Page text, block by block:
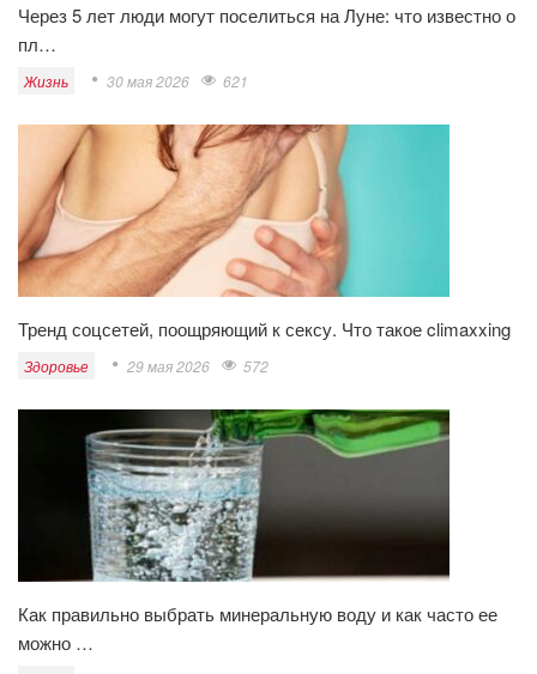
Через 5 лет люди могут поселиться на Луне: что известно о
пл…
Жизнь 30 мая 2026 621
Тренд соцсетей, поощряющий к сексу. Что такое climaxxing
Здоровье 29 мая 2026 572
Как правильно выбрать минеральную воду и как часто ее
можно …